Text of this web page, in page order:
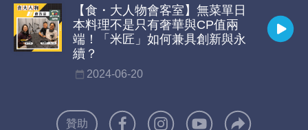
【食・大人物會客室】無菜單日
本料理不是只有奢華與CP值兩
端！「米匠」如何兼具創新與永
續？
2024-06-20
贊助